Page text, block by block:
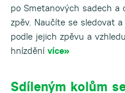
po Smetanových sadech a
zpěv. Naučíte se sledovat
podle jejich zpěvu a
hnízdění více»
Sdíleným kolům